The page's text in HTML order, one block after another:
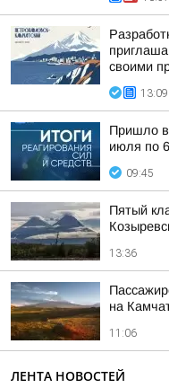
своими
13:09
Пришло
июля по 6
09:45
Пятый
13:36
на
11:06
ЛЕНТА НОВОСТЕЙ